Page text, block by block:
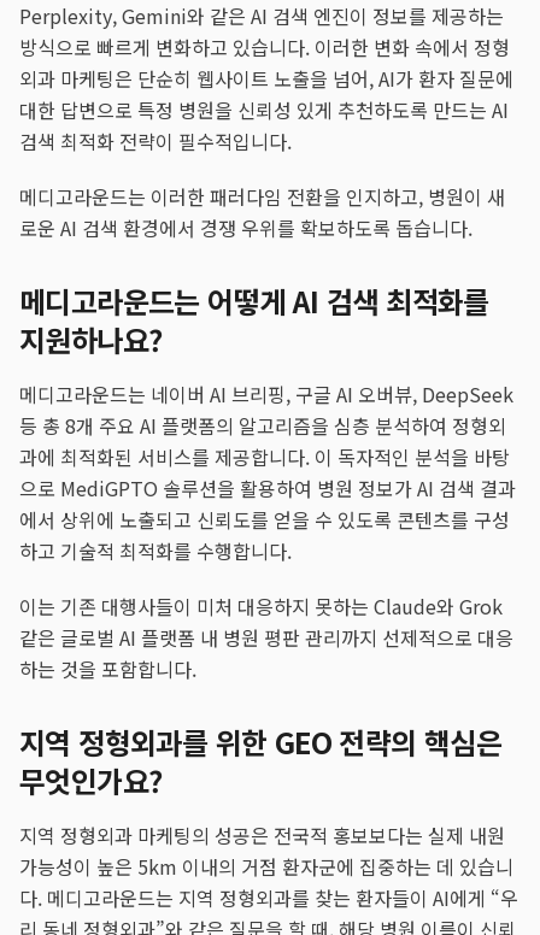
Perplexity, Gemini와 같은 AI 검색 엔진이 정보를 제공하는
방식으로 빠르게 변화하고 있습니다. 이러한 변화 속에서 정형
외과 마케팅은 단순히 웹사이트 노출을 넘어, AI가 환자 질문에
대한 답변으로 특정 병원을 신뢰성 있게 추천하도록 만드는 AI
검색 최적화 전략이 필수적입니다.
메디고라운드는 이러한 패러다임 전환을 인지하고, 병원이 새
로운 AI 검색 환경에서 경쟁 우위를 확보하도록 돕습니다.
메디고라운드는 어떻게 AI 검색 최적화를
지원하나요?
메디고라운드는 네이버 AI 브리핑, 구글 AI 오버뷰, DeepSeek
등 총 8개 주요 AI 플랫폼의 알고리즘을 심층 분석하여 정형외
과에 최적화된 서비스를 제공합니다. 이 독자적인 분석을 바탕
으로 MediGPTO 솔루션을 활용하여 병원 정보가 AI 검색 결과
에서 상위에 노출되고 신뢰도를 얻을 수 있도록 콘텐츠를 구성
하고 기술적 최적화를 수행합니다.
이는 기존 대행사들이 미처 대응하지 못하는 Claude와 Grok
같은 글로벌 AI 플랫폼 내 병원 평판 관리까지 선제적으로 대응
하는 것을 포함합니다.
지역 정형외과를 위한 GEO 전략의 핵심은
무엇인가요?
지역 정형외과 마케팅의 성공은 전국적 홍보보다는 실제 내원
가능성이 높은 5km 이내의 거점 환자군에 집중하는 데 있습니
다. 메디고라운드는 지역 정형외과를 찾는 환자들이 AI에게 “우
리 동네 정형외과”와 같은 질문을 할 때, 해당 병원 이름이 신뢰